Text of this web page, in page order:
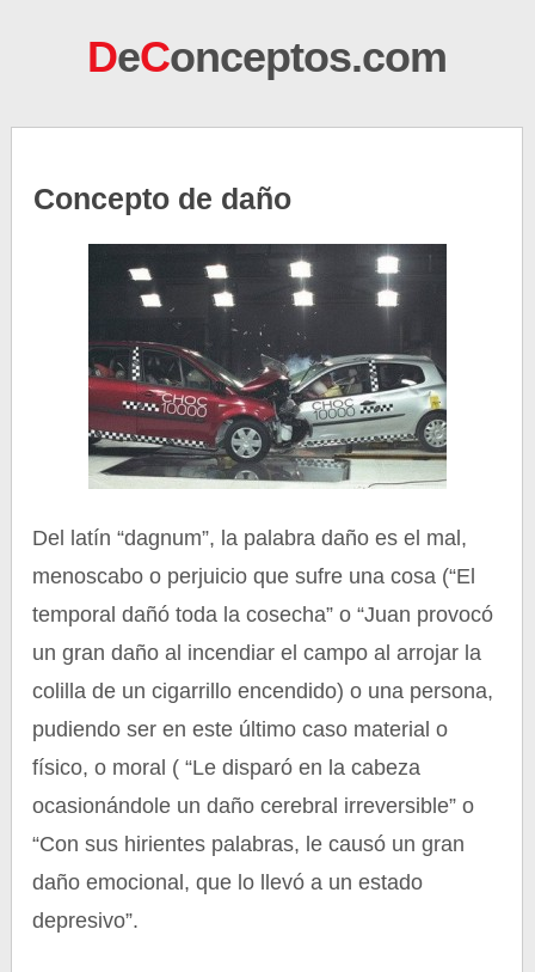
DeConceptos.com
Concepto de daño
Del latín “dagnum”, la palabra daño es el mal,
menoscabo o perjuicio que sufre una cosa (“El
temporal dañó toda la cosecha” o “Juan provocó
un gran daño al incendiar el campo al arrojar la
colilla de un cigarrillo encendido) o una persona,
pudiendo ser en este último caso material o
físico, o moral ( “Le disparó en la cabeza
ocasionándole un daño cerebral irreversible” o
“Con sus hirientes palabras, le causó un gran
daño emocional, que lo llevó a un estado
depresivo”.